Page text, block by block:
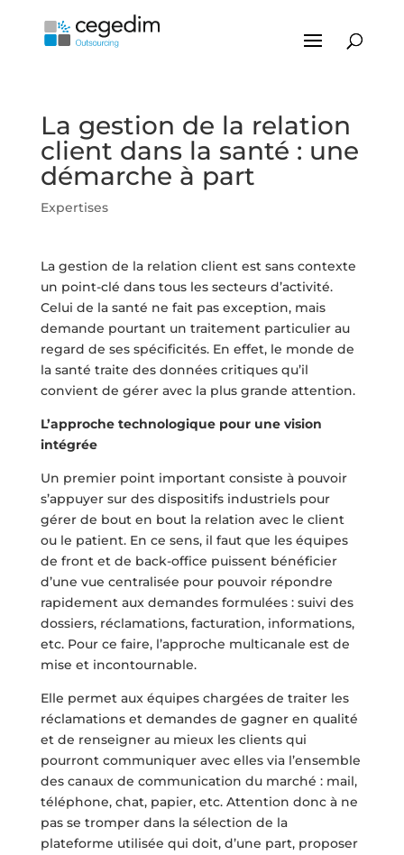
La gestion de la relation
client dans la santé : une
démarche à part
Expertises
La gestion de la relation client est sans contexte
un point-clé dans tous les secteurs d’activité.
Celui de la santé ne fait pas exception, mais
demande pourtant un traitement particulier au
regard de ses spécificités. En effet, le monde de
la santé traite des données critiques qu’il
convient de gérer avec la plus grande attention.
L’approche technologique pour une vision
intégrée
Un premier point important consiste à pouvoir
s’appuyer sur des dispositifs industriels pour
gérer de bout en bout la relation avec le client
ou le patient. En ce sens, il faut que les équipes
de front et de back-office puissent bénéficier
d’une vue centralisée pour pouvoir répondre
rapidement aux demandes formulées : suivi des
dossiers, réclamations, facturation, informations,
etc. Pour ce faire, l’approche multicanale est de
mise et incontournable.
Elle permet aux équipes chargées de traiter les
réclamations et demandes de gagner en qualité
et de renseigner au mieux les clients qui
pourront communiquer avec elles via l’ensemble
des canaux de communication du marché : mail,
téléphone, chat, papier, etc. Attention donc à ne
pas se tromper dans la sélection de la
plateforme utilisée qui doit, d’une part, proposer